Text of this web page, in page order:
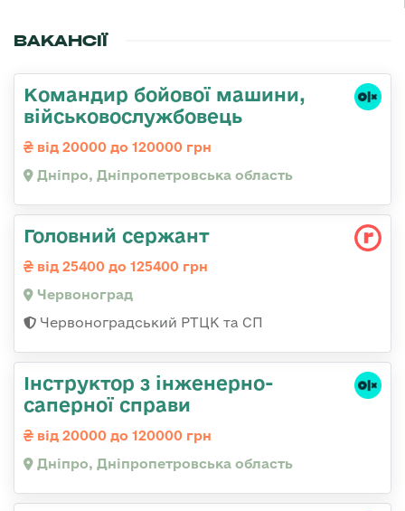
ВАКАНСІЇ
Командир бойової машини,
військовослужбовець
від 20000 до 120000 грн
Дніпро, Дніпропетровська область
Головний сержант
від 25400 до 125400 грн
Червоноград
Червоноградський РТЦК та СП
Інструктор з інженерно-
саперної справи
від 20000 до 120000 грн
Дніпро, Дніпропетровська область